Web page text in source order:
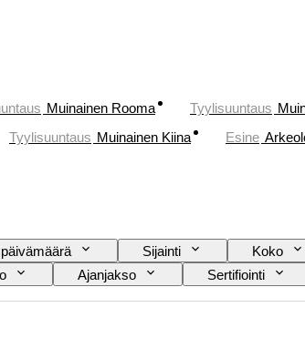
Muinainen Rooma Tyylisuuntaus
Tyylisuuntaus Muinainen Kiina Esine
Sijainti Koko
Ajanjakso Sertifiointi
Esineen koko Kulttuuri